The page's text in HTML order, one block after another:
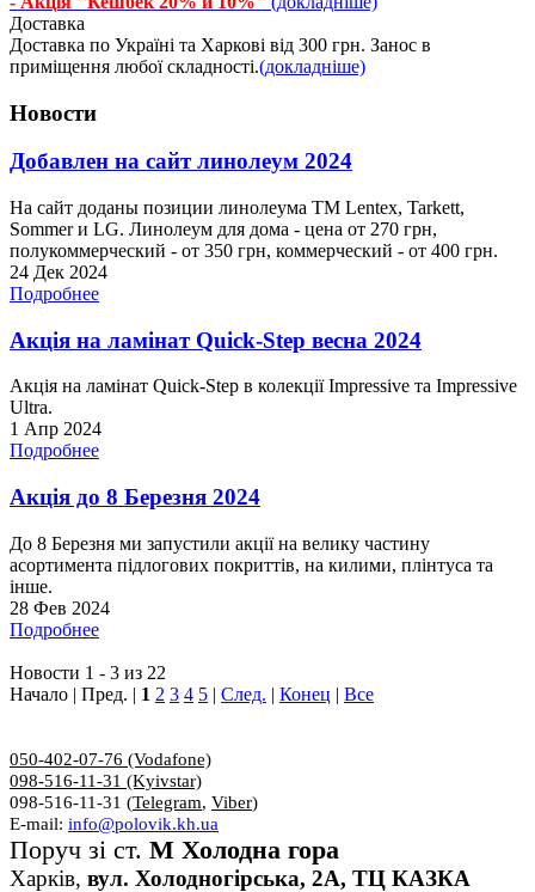
Доставка
Доставка по Україні та Харкові від 300 грн. Занос в
приміщення любої складності.(докладніше)
Новости
Добавлен на сайт линолеум 2024
На сайт доданы позиции линолеума ТМ Lentex, Tarkett,
Sommer и LG. Линолеум для дома - цена от 270 грн,
полукоммерческий - от 350 грн, коммерческий - от 400 грн.
24 Дек 2024
Подробнее
Акція на ламінат Quick-Step весна 2024
Акція на ламінат Quick-Step в колекції Impressive та Impressive
Ultra.
1 Апр 2024
Подробнее
Акція до 8 Березня 2024
До 8 Березня ми запустили акції на велику частину
асортимента підлогових покриттів, на килими, плінтуса та
інше.
28 Фев 2024
Подробнее
Новости 1 - 3 из 22
Начало | Пред. | 1 2 3 4 5 | След. | Конец | Все
050-402-07-76 (Vodafone)
098-516-11-31 (Kyivstar)
098-516-11-31 (Telegram, Viber)
E-mail: info@polovik.kh.ua
Поруч зі ст. М Холодна гора
Харків, вул. Холодногірська, 2А, ТЦ КАЗКА